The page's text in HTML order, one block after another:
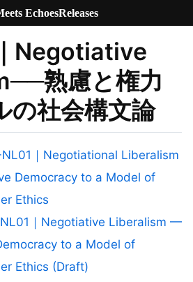
EchoesReleases
Negotiative
熟慮と権力
の社会構文論
NL01｜Negotiational Liberalism
Democracy to a Model of
Ethics
｜Negotiative Liberalism —
to a Model of
Ethics (Draft)